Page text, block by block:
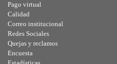
Pago virtual
Calidad
Correo institucional
Redes Sociales
Quejas y reclamos
Encuesta